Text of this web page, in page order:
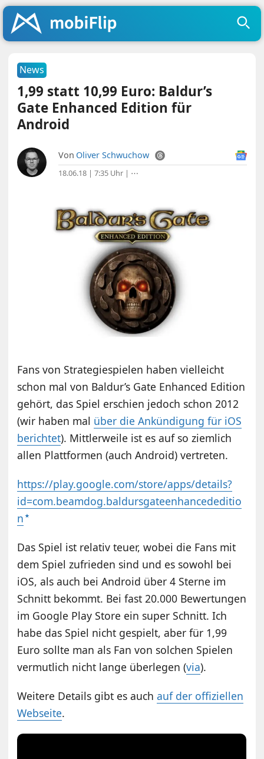
News
1,99 statt 10,99 Euro: Baldur’s
Gate Enhanced Edition für
Android
Von Oliver Schwuchow
18.06.18 | 7:35 Uhr | ⋯
Fans von Strategiespielen haben vielleicht
schon mal von Baldur’s Gate Enhanced Edition
gehört, das Spiel erschien jedoch schon 2012
(wir haben mal über die Ankündigung für iOS
berichtet). Mittlerweile ist es auf so ziemlich
allen Plattformen (auch Android) vertreten.
https://play.google.com/store/apps/details?
id=com.beamdog.baldursgateenhancededitio
n
Das Spiel ist relativ teuer, wobei die Fans mit
dem Spiel zufrieden sind und es sowohl bei
iOS, als auch bei Android über 4 Sterne im
Schnitt bekommt. Bei fast 20.000 Bewertungen
im Google Play Store ein super Schnitt. Ich
habe das Spiel nicht gespielt, aber für 1,99
Euro sollte man als Fan von solchen Spielen
vermutlich nicht lange überlegen (via).
Weitere Details gibt es auchauf der offiziellen
Webseite.